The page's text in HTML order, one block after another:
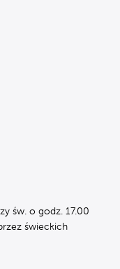
św. o godz. 17.00
świeckich